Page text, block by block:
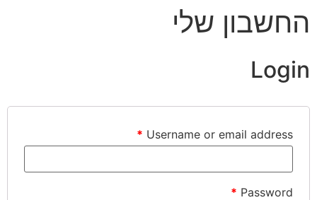
החשבון שלי
Login
Username or email address
*
Password
*